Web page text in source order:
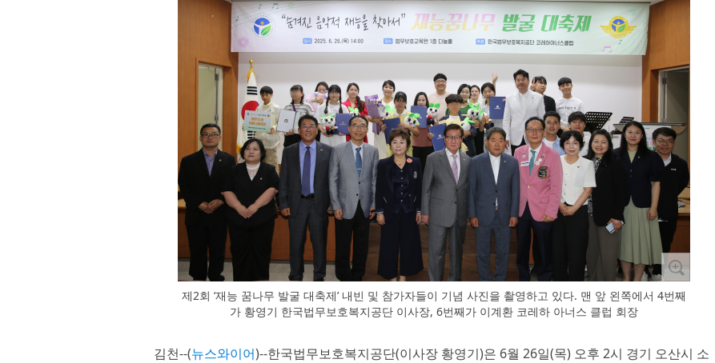
제2회 ‘재능 꿈나무 발굴 대축제’ 내빈 및 참가자들이 기념 사진을 촬영하고 있다. 맨 앞 왼쪽에서 4번째
가 황영기 한국법무보호복지공단 이사장, 6번째가 이계환 코레하 아너스 클럽 회장
김천--(뉴스와이어)--한국법무보호복지공단(이사장 황영기)은 6월 26일(목) 오후 2시 경기 오산시 소